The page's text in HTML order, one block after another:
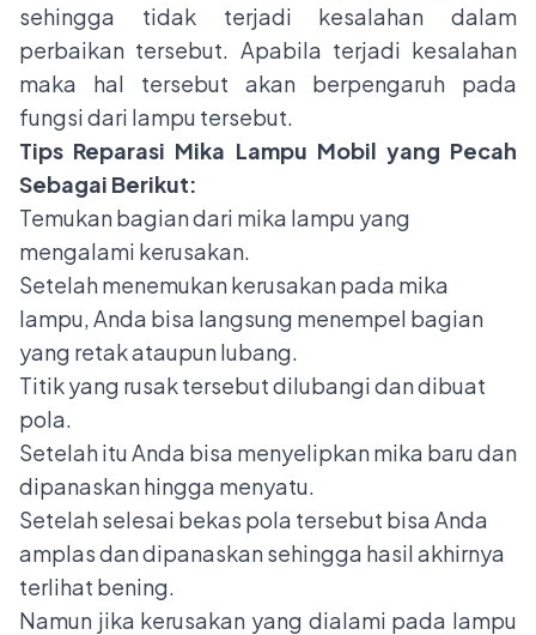
sehingga tidak terjadi kesalahan dalam
perbaikan tersebut. Apabila terjadi kesalahan
maka hal tersebut akan berpengaruh pada
fungsi dari lampu tersebut.
Tips Reparasi Mika Lampu Mobil yang Pecah
Sebagai Berikut:
Temukan bagian dari mika lampu yang
mengalami kerusakan.
Setelah menemukan kerusakan pada mika
lampu, Anda bisa langsung menempel bagian
yang retak ataupun lubang.
Titik yang rusak tersebut dilubangi dan dibuat
pola.
Setelah itu Anda bisa menyelipkan mika baru dan
dipanaskan hingga menyatu.
Setelah selesai bekas pola tersebut bisa Anda
amplas dan dipanaskan sehingga hasil akhirnya
terlihat bening.
Namun jika kerusakan yang dialami pada lampu